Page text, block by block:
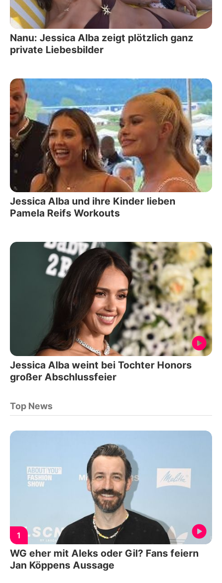
Nanu: Jessica Alba zeigt plötzlich ganz
private Liebesbilder
Jessica Alba und ihre Kinder lieben
Pamela Reifs Workouts
Jessica Alba weint bei Tochter Honors
großer Abschlussfeier
Top News
1
WG eher mit Aleks oder Gil? Fans feiern
Jan Köppens Aussage